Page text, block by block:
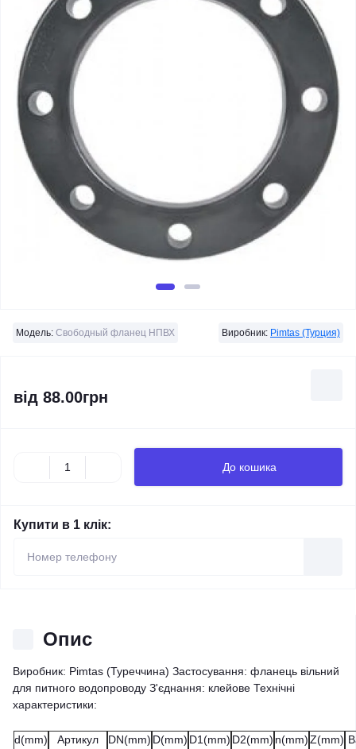
Модель: Свободный фланец НПВХ Виробник: Pimtas (Турция)
від 88.00грн
До кошика
Купити в 1 клік:
Опис
Виробник: Pimtas (Туреччина) Застосування: фланець вільний
для питного водопроводу З'єднання: клейове Технічні
характеристики:
d(mm)
Артикул
DN(mm) D(mm) D1(mm) D2(mm) n(mm)Z(mm)